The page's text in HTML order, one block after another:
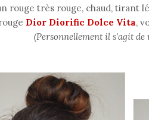
rouge très rouge, chaud, tirant
Dior Diorific Dolce Vita,
(Personnellement il s'agit de